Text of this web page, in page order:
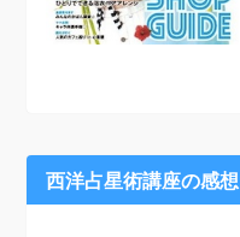
西洋占星術講座の感想